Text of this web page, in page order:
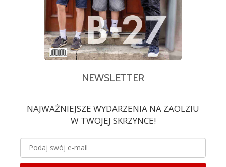
NEWSLETTER
NAJWAŻNIEJSZE WYDARZENIA NA ZAOLZIU
W TWOJEJ SKRZYNCE!